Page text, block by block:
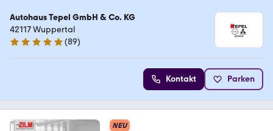
Autohaus Tepel GmbH & Co. KG
42117 Wuppertal
4.8 Sterne
(89)
Kontakt Parken
NEU